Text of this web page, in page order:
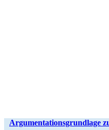
Argu­men­ta­ti­ons­grund­lage